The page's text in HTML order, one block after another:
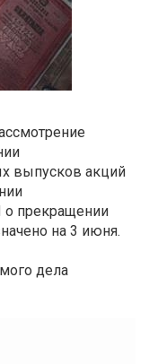
выпусков акций
о прекращении
на 3 июня.
дела